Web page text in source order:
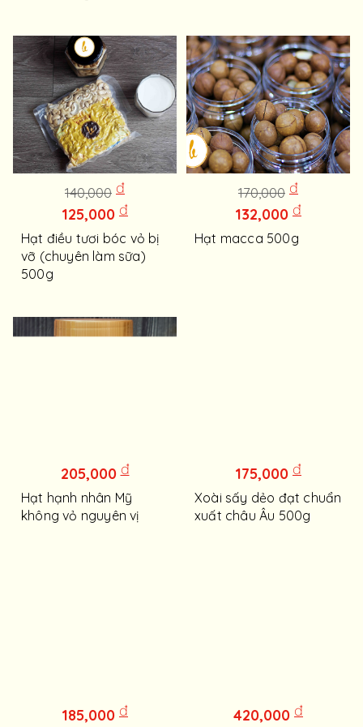
140,000 đ
125,000 đ
Hạt điều tươi bóc vỏ bị
vỡ (chuyên làm sữa)
500g
170,000 đ
132,000 đ
Hạt macca 500g
205,000 đ
Hạt hạnh nhân Mỹ
không vỏ nguyên vị
175,000 đ
Xoài sấy dẻo đạt chuẩn
xuất châu Âu 500g
185,000 đ 420,000 đ